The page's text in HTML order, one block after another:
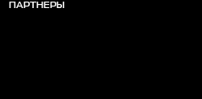
ПАРТНЕРЫ